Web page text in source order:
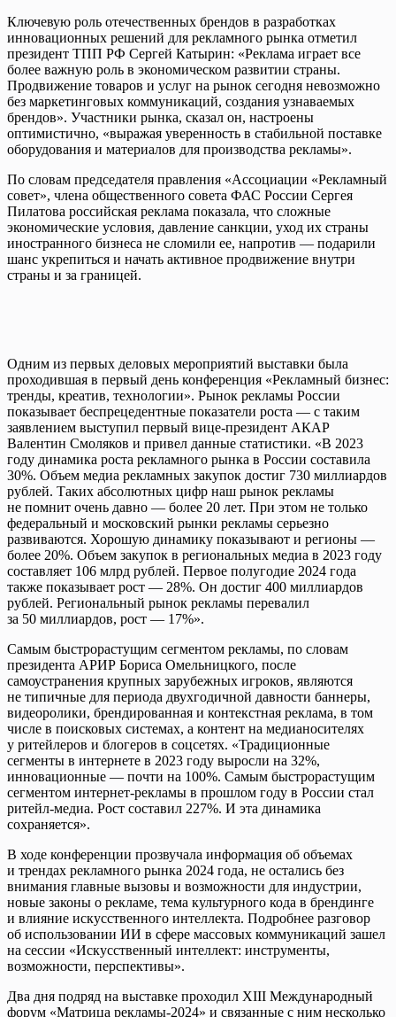
Ключевую роль отечественных брендов в разработках
инновационных решений для рекламного рынка отметил
президент ТПП РФ Сергей Катырин: «Реклама играет все
более важную роль в экономическом развитии страны.
Продвижение товаров и услуг на рынок сегодня невозможно
без маркетинговых коммуникаций, создания узнаваемых
брендов». Участники рынка, сказал он, настроены
оптимистично, «выражая уверенность в стабильной поставке
оборудования и материалов для производства рекламы».
По словам председателя правления «Ассоциации «Рекламный
совет», члена общественного совета ФАС России Сергея
Пилатова российская реклама показала, что сложные
экономические условия, давление санкции, уход их страны
иностранного бизнеса не сломили ее, напротив — подарили
шанс укрепиться и начать активное продвижение внутри
страны и за границей.
Одним из первых деловых мероприятий выставки была
проходившая в первый день конференция «Рекламный бизнес:
тренды, креатив, технологии». Рынок рекламы России
показывает беспрецедентные показатели роста — с таким
заявлением выступил первый вице-президент АКАР
Валентин Смоляков и привел данные статистики. «В 2023
году динамика роста рекламного рынка в России составила
30%. Объем медиа рекламных закупок достиг 730 миллиардов
рублей. Таких абсолютных цифр наш рынок рекламы
не помнит очень давно — более 20 лет. При этом не только
федеральный и московский рынки рекламы серьезно
развиваются. Хорошую динамику показывают и регионы —
более 20%. Объем закупок в региональных медиа в 2023 году
составляет 106 млрд рублей. Первое полугодие 2024 года
также показывает рост — 28%. Он достиг 400 миллиардов
рублей. Региональный рынок рекламы перевалил
за 50 миллиардов, рост — 17%».
Самым быстрорастущим сегментом рекламы, по словам
президента АРИР Бориса Омельницкого, после
самоустранения крупных зарубежных игроков, являются
не типичные для периода двухгодичной давности баннеры,
видеоролики, брендированная и контекстная реклама, в том
числе в поисковых системах, а контент на медианосителях
у ритейлеров и блогеров в соцсетях. «Традиционные
сегменты в интернете в 2023 году выросли на 32%,
инновационные — почти на 100%. Самым быстрорастущим
сегментом интернет-рекламы в прошлом году в России стал
ритейл-медиа. Рост составил 227%. И эта динамика
сохраняется».
В ходе конференции прозвучала информация об объемах
и трендах рекламного рынка 2024 года, не остались без
внимания главные вызовы и возможности для индустрии,
новые законы о рекламе, тема культурного кода в брендинге
и влияние искусственного интеллекта. Подробнее разговор
об использовании ИИ в сфере массовых коммуникаций зашел
на сессии «Искусственный интеллект: инструменты,
возможности, перспективы».
Два дня подряд на выставке проходил XIII Международный
форум «Матрица рекламы-2024» и связанные с ним несколько